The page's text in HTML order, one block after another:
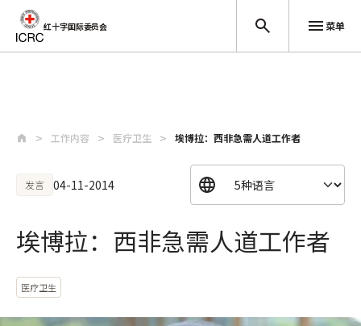
红十字国际委员会 菜单
工作内容 医疗卫生 埃博拉：西非急需人道工作者
发言 04-11-2014
埃博拉：西非急需人道工作者
医疗卫生